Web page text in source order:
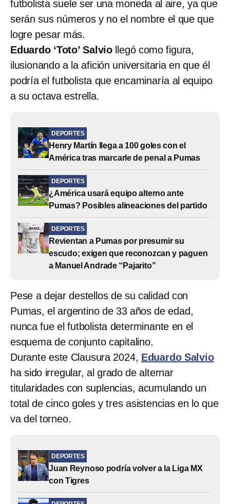
futbolista suele ser una moneda al aire, ya que
serán sus números y no el nombre el que que
logre pesar más.
Eduardo ‘Toto’ Salvio llegó como figura,
ilusionando a la afición universitaria en que él
podría el futbolista que encaminaría al equipo
a su octava estrella.
DEPORTES
Henry Martín llega a 100 goles con el
América tras marcarle de penal a Pumas
DEPORTES
¿América usará equipo alterno ante
Pumas? Posibles alineaciones del partido
DEPORTES
Revientan a Pumas por presumir su
escudo; exigen que reconozcan y paguen
a Manuel Andrade “Pajarito”
Pese a dejar destellos de su calidad con
Pumas, el argentino de 33 años de edad,
nunca fue el futbolista determinante en el
esquema de conjunto capitalino.
Durante este Clausura 2024, Eduardo Salvio
ha sido irregular, al grado de alternar
titularidades con suplencias, acumulando un
total de cinco goles y tres asistencias en lo que
va del torneo.
DEPORTES
Juan Reynoso podría volver a la Liga MX
con Tigres